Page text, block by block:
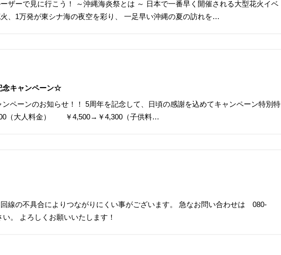
ザーで見に行こう！ ～沖縄海炎祭とは ～ 日本で一番早く開催される大型花火イベ
、1万発が東シナ海の夜空を彩り、 一足早い沖縄の夏の訪れを…
ャンペーン☆
ペーンのお知らせ！！ 5周年を記念して、日頃の感謝を込めてキャンペーン特別特
（大人料金） ￥4,500→￥4,300（子供料…
線の不具合によりつながりにくい事がございます。 急なお問い合わせは 080-
。 よろしくお願いいたします！